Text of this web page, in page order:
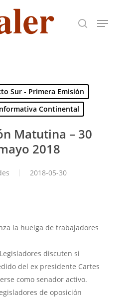
Sur - Primera Emisión
Continental
Matutina – 30
2018
2018-05-30
la huelga de trabajadores
discuten si
del ex presidente Cartes
como senador activo.
de oposición